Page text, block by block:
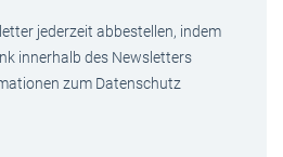
jederzeit abbestellen, indem
innerhalb des Newsletters
zum Datenschutz